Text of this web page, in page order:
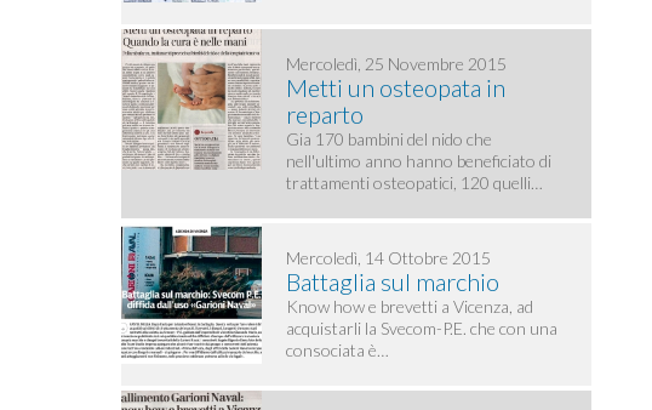
Mercoledì, 25 Novembre 2015
Metti un osteopata in
reparto
Gia 170 bambini del nido che
nell'ultimo anno hanno beneficiato di
trattamenti osteopatici, 120 quelli…
Mercoledì, 14 Ottobre 2015
Battaglia sul marchio
Know how e brevetti a Vicenza, ad
acquistarli la Svecom-P.E. che con una
consociata è…